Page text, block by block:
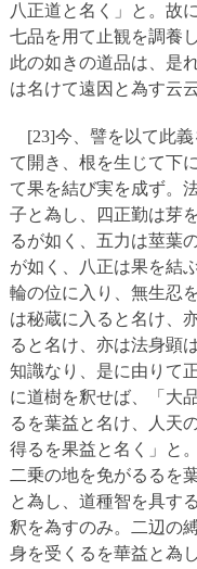
八正道と名く」と。故
七品を用て止観を調養
此の如きの道品は、是
は名けて遠因と為す云云
[23]今、譬を以て此義
て開き、根を生じて下
て果を結び実を成ず。
子と為し、四正勤は芽
るが如く、五力は莖葉
が如く、八正は果を結
輪の位に入り、無生忍
は秘蔵に入ると名け、
ると名け、亦は法身顕
知識なり、是に由りて
に道樹を釈せば、「大
るを葉益と名け、人天
得るを果益と名く」と
二乗の地を免がるるを
と為し、道種智を具す
釈を為すのみ。二辺の
身を受くるを華益と為